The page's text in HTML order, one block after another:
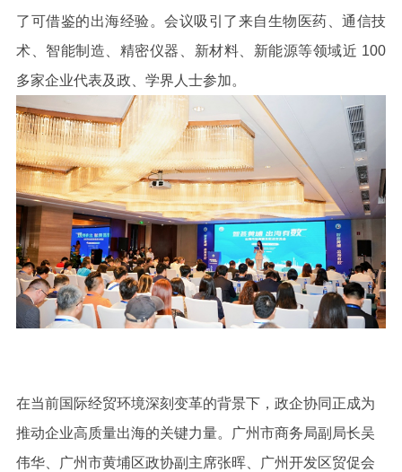
了可借鉴的出海经验。会议吸引了来自生物医药、通信技
术、智能制造、精密仪器、新材料、新能源等领域近 100
多家企业代表及政、学界人士参加。
在当前国际经贸环境深刻变革的背景下，政企协同正成为
推动企业高质量出海的关键力量。广州市商务局副局长吴
伟华、广州市黄埔区政协副主席张晖、广州开发区贸促会